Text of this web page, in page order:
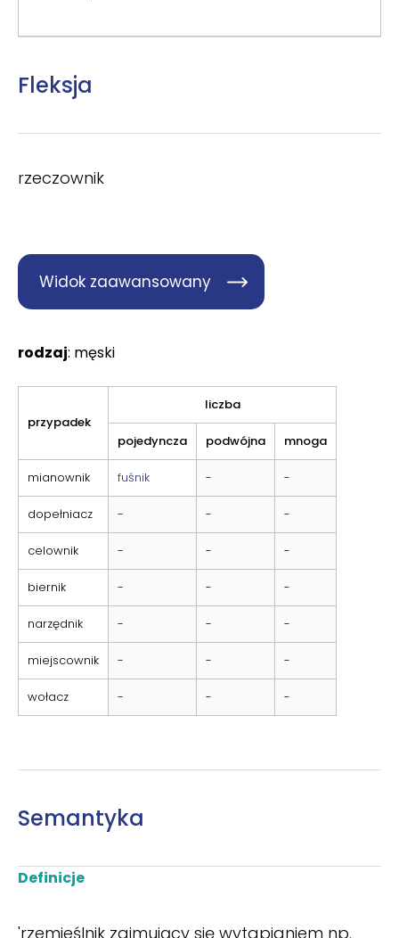
Fleksja
rzeczownik
Widok zaawansowany
rodzaj: męski
przypadek
liczba
pojedyncza podwójna mnoga
mianownik fuśnik - -
dopełniacz - - -
celownik - - -
biernik - - -
narzędnik - - -
miejscownik - - -
wołacz - - -
Semantyka
Definicje
'rzemieślnik zajmujący się wytapianiem np.